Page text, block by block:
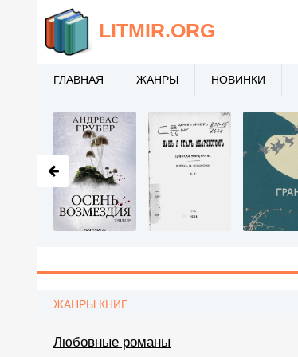
ЖАНРЫ КНИГ
Любовные романы
LITMIR.ORG
ГЛАВНАЯ ЖАНРЫ НОВИНКИ